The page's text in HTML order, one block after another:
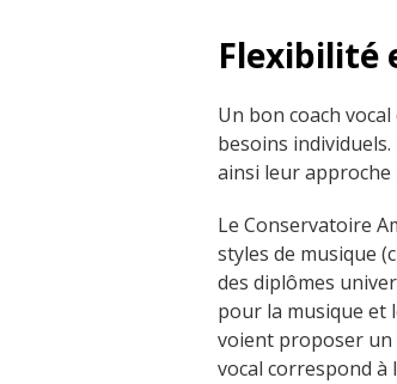
Flexibilité
Un bon coach
besoins
ainsi leur approche
Le Conservatoire
styles de musique
des diplômes
pour la musique et
voient proposer un
vocal correspond à